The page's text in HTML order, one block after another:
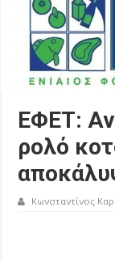
ΕΦΕΤ:
ρολό
Κωνσταντίνος